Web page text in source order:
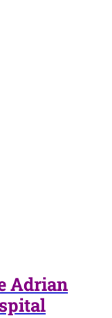
Adrian